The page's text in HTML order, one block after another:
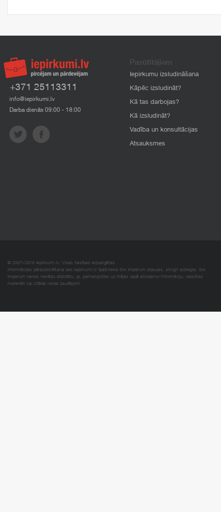
+371 25113311
info@iepirkumi.lv
Darba dienās 09:00 - 18:00
Pasūtītājiem
Iepirkumu izsludināšana
Kāpēc izsludināt?
Kā tas darbojas?
Kā izsludināt?
Vadība un konsultācijas
Atsauksmes
© 2007–2018 Iepirkumi.lv. Visas tiesības aizsargātas.
Informācijas pārpublicēšana bez iepirkumi.lv īpašnieka SIA Imperum atļaujas, stingri aizliegta. SIA
Imperum nenes nekādu atbildību, ja, pamatojoties uz mājas lapā atrodamo informāciju, radušies
materiāli vai citāda veida zaudējumi.